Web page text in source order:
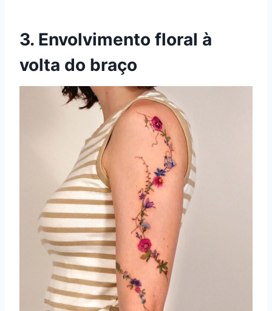
3. Envolvimento floral à
volta do braço